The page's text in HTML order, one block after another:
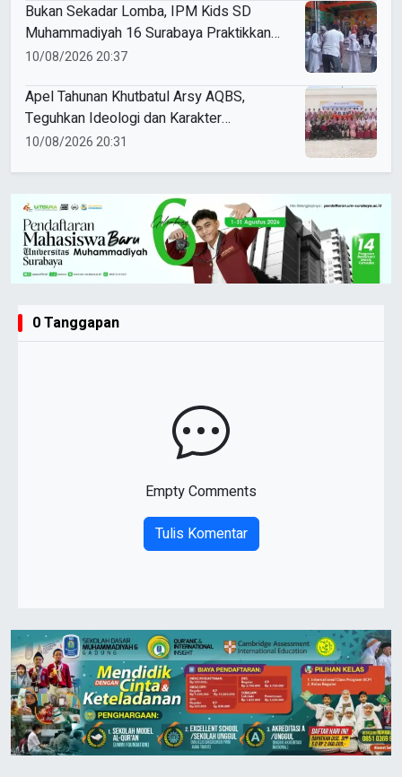
Bukan Sekadar Lomba, IPM Kids SD
Muhammadiyah 16 Surabaya Praktikkan
Kepemimpinan di HUT RI
10/08/2026 20:37
Apel Tahunan Khutbatul Arsy AQBS,
Teguhkan Ideologi dan Karakter
Santriwati
10/08/2026 20:31
0 Tanggapan
Empty Comments
Tulis Komentar